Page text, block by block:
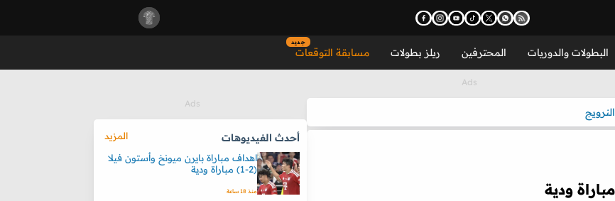
البطولات والدوريات المحترفين ريلز بطولات مسابقة التوقعات
جديد
النرويج
أحدث الفيديوهات
المزيد
اهداف مباراة بايرن ميونخ وأستون فيلا
(2-1) مباراة ودية
منذ 18 ساعة